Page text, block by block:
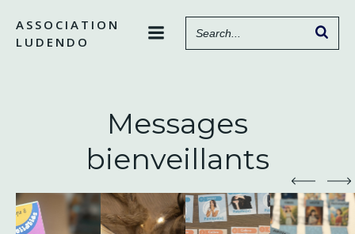
contenu
ASSOCIATION
LUDENDO
Messages
bienveillants